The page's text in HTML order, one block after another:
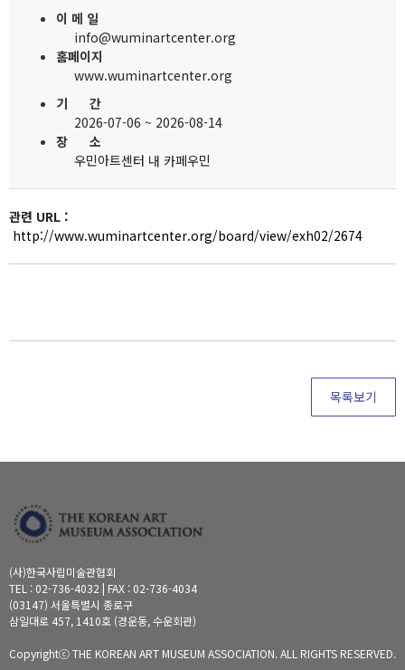
이 메 일
info@wuminartcenter.org
홈페이지
www.wuminartcenter.org
기 간
2026-07-06 ~ 2026-08-14
장 소
우민아트센터 내 카페우민
관련 URL :
http://www.wuminartcenter.org/board/view/exh02/2674
목록보기
(사)한국사립미술관협회
TEL : 02-736-4032 | FAX : 02-736-4034
(03147) 서울특별시 종로구
삼일대로 457, 1410호 (경운동, 수운회관)
Copyrightⓒ THE KOREAN ART MUSEUM ASSOCIATION. ALL RIGHTS RESERVED.